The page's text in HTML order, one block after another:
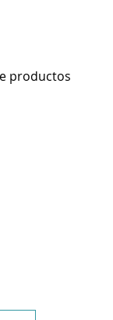
productos